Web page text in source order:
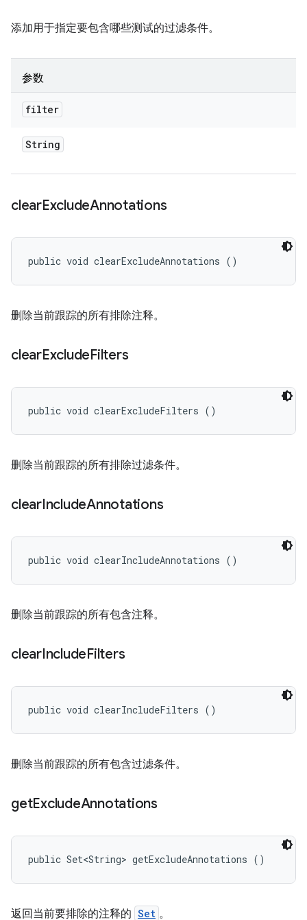
添加用于指定要包含哪些测试的过滤条件。
参数
filter
String
clearExcludeAnnotations
public void clearExcludeAnnotations ()
删除当前跟踪的所有排除注释。
clearExcludeFilters
public void clearExcludeFilters ()
删除当前跟踪的所有排除过滤条件。
clearIncludeAnnotations
public void clearIncludeAnnotations ()
删除当前跟踪的所有包含注释。
clearIncludeFilters
public void clearIncludeFilters ()
删除当前跟踪的所有包含过滤条件。
getExcludeAnnotations
public Set<String> getExcludeAnnotations ()
返回当前要排除的注释的 Set 。